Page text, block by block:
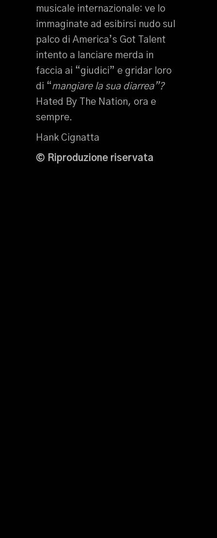
musicale internazionale: ve lo
immaginate ad esibirsi nudo sul
palco di America’s Got Talent
intento a lanciare merda in
faccia ai “giudici” e gridar loro
di “mangiare la sua diarrea”?
Hated By The Nation, ora e
sempre.
Hank Cignatta
© Riproduzione riservata